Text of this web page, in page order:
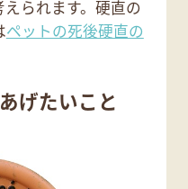
られます。硬直の
ペットの死後硬直の
げたいこと